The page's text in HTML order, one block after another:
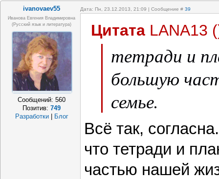
ivanovaev55 Дата: Пн, 23.12.2013, 21:09 | Сообщение # 39
Иванова Евгения Владимировна
(русский язык и литература)
Сообщений:560
Позитив:749
Разработки
Блог
Цитата LANA13 (
тетради и
большую
семье.
Всё так,
что тетради и
частью нашей